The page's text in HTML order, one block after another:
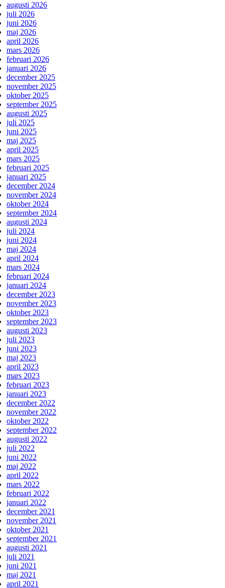
augusti 2026
juli 2026
juni 2026
maj 2026
april 2026
mars 2026
februari 2026
januari 2026
december 2025
november 2025
oktober 2025
september 2025
augusti 2025
juli 2025
juni 2025
maj 2025
april 2025
mars 2025
februari 2025
januari 2025
december 2024
november 2024
oktober 2024
september 2024
augusti 2024
juli 2024
juni 2024
maj 2024
april 2024
mars 2024
februari 2024
januari 2024
december 2023
november 2023
oktober 2023
september 2023
augusti 2023
juli 2023
juni 2023
maj 2023
april 2023
mars 2023
februari 2023
januari 2023
december 2022
november 2022
oktober 2022
september 2022
augusti 2022
juli 2022
juni 2022
maj 2022
april 2022
mars 2022
februari 2022
januari 2022
december 2021
november 2021
oktober 2021
september 2021
augusti 2021
juli 2021
juni 2021
maj 2021
april 2021